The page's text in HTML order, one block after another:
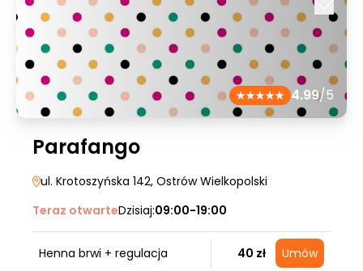
4.99/5
Parafango
ul. Krotoszyńska 142, Ostrów Wielkopolski
Teraz otwarteDzisiaj:09:00-19:00
Henna brwi + regulacja 40 zł Umów